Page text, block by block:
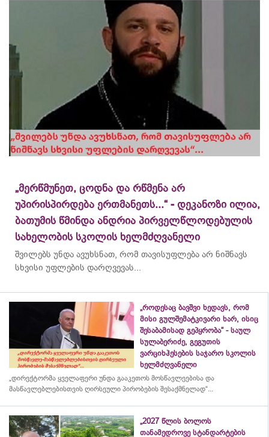
„მერწმუნეთ, ცოდნა და რწმენა არ
უპირისპირდება ერთმანეთს...“ - დეკანოზი ილია,
ბათუმის წმინდა ანდრია პირველწლოდებულის
სახელობის სკოლის ხელმძღვანელი
შვილებს უნდა ავუხსნათ, რომ თავისუფლება არ ნიშნავს
სხვისი უფლების დარღვევას...
„როდესაც ბავშვი ხედავს, რომ
მისი გულშემატკივარი ხარ, ისიც
შესაბამისად გეპყრობა“ - საულ
სულაბერიძე, გეგუთის
ვარციხჰესების საჯარო სკოლის
ხელმძღვანელი
„დირექტორმა ყველაფერი უნდა გააკეთოს მოსწავლეებისა და
მასწავლებლებისთვის ღირსეული პირობების შესაქმნელად“...
„2027 წლის ბოლოს
თანამედროვე სტანდარტების